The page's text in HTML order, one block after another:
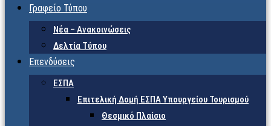
Γραφείο Τύπου
Νέα – Ανακοινώσεις
Δελτία Τύπου
Επενδύσεις
ΕΣΠΑ
Επιτελική Δομή ΕΣΠΑ Υπουργείου Τουρισμού
Θεσμικό Πλαίσιο